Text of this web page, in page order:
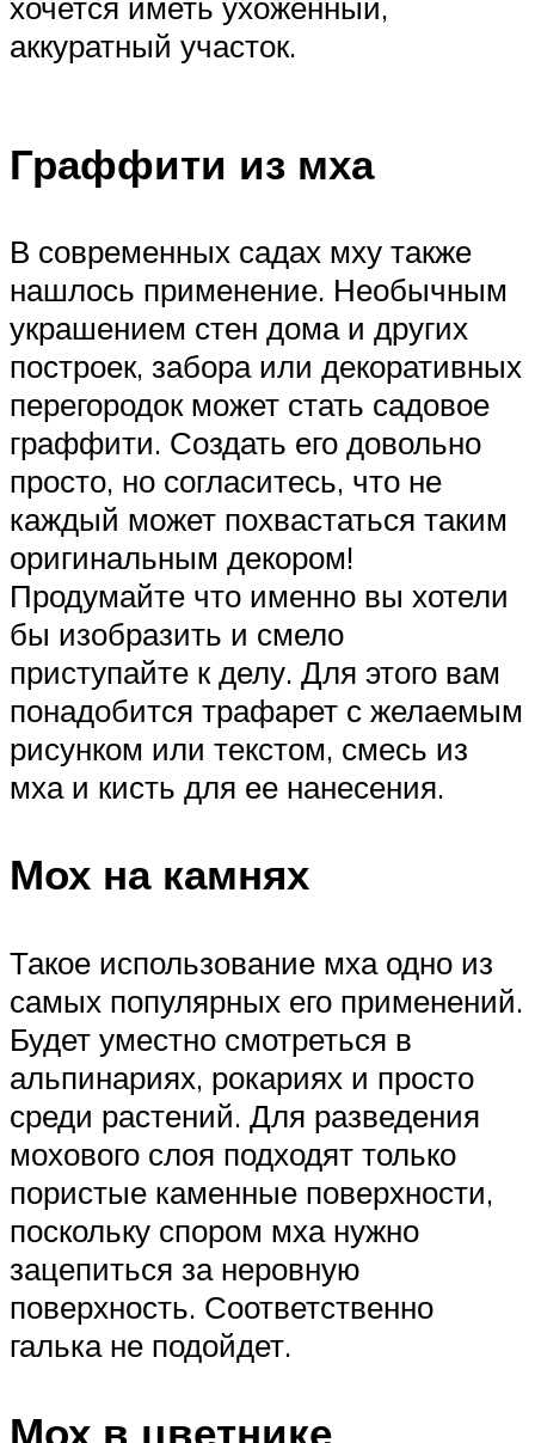
аккуратный участок.
Граффити из мха
В современных садах мху также
нашлось применение. Необычным
украшением стен дома и других
построек, забора или декоративных
перегородок может стать садовое
граффити. Создать его довольно
просто, но согласитесь, что не
каждый может похвастаться таким
оригинальным декором!
Продумайте что именно вы хотели
бы изобразить и смело
приступайте к делу. Для этого вам
понадобится трафарет с желаемым
рисунком или текстом, смесь из
мха и кисть для ее нанесения.
Мох на камнях
Такое использование мха одно из
самых популярных его применений.
Будет уместно смотреться в
альпинариях, рокариях и просто
среди растений. Для разведения
мохового слоя подходят только
пористые каменные поверхности,
поскольку спором мха нужно
зацепиться за неровную
поверхность. Соответственно
галька не подойдет.
Мох в цветнике